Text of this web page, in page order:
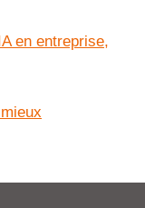
en entreprise,